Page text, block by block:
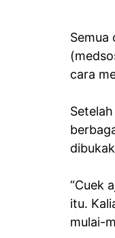
Semua
cara
“Cuek
itu.
mulai-